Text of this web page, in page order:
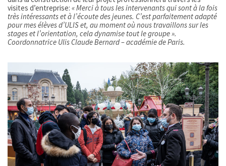
visites d’entreprise: « Merci à tous les intervenants qui sont à la fois
très intéressants et à l’écoute des jeunes. C’est parfaitement adapté
pour mes élèves d’ULIS et, au moment où nous travaillons sur les
stages et l’orientation, cela dynamise tout le groupe».
Coordonnatrice Ulis Claude Bernard – académie de Paris.